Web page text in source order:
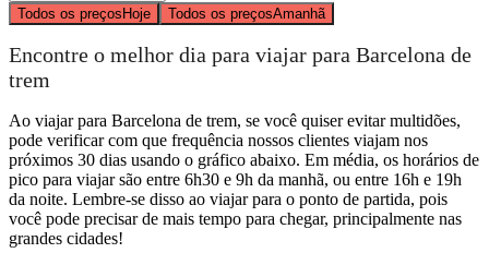
Todos os preçosHoje Todos os preçosAmanhã
Encontre o melhor dia para viajar para Barcelona de
trem
Ao viajar para Barcelona de trem, se você quiser evitar multidões,
pode verificar com que frequência nossos clientes viajam nos
próximos 30 dias usando o gráfico abaixo. Em média, os horários de
pico para viajar são entre 6h30 e 9h da manhã, ou entre 16h e 19h
da noite. Lembre-se disso ao viajar para o ponto de partida, pois
você pode precisar de mais tempo para chegar, principalmente nas
grandes cidades!